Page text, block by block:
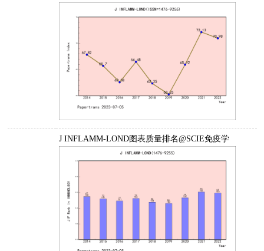
J INFLAMM-LOND图表质量排名@SCIE免疫学